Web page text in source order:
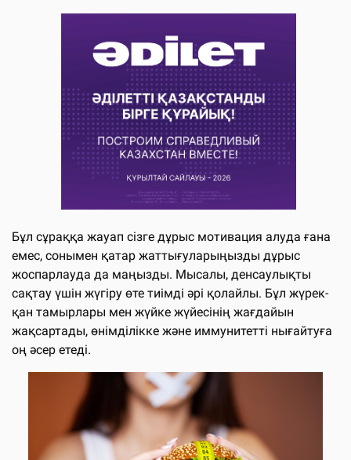
Бұл сұраққа жауап сізге дұрыс мотивация алуда ғана
емес, сонымен қатар жаттығуларыңызды дұрыс
жоспарлауда да маңызды. Мысалы, денсаулықты
сақтау үшін жүгіру өте тиімді әрі қолайлы. Бұл жүрек-
қан тамырлары мен жүйке жүйесінің жағдайын
жақсартады, өнімділікке және иммунитетті нығайтуға
оң әсер етеді.